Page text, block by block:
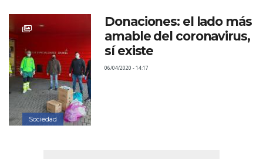
Sociedad
Donaciones: el lado más
amable del coronavirus,
sí existe
06/04/2020 - 14:17